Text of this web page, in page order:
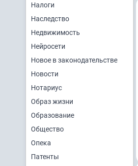
Налоги
Наследство
Недвижимость
Нейросети
Новое в законодательстве
Новости
Нотариус
Образ жизни
Образование
Общество
Опека
Патенты